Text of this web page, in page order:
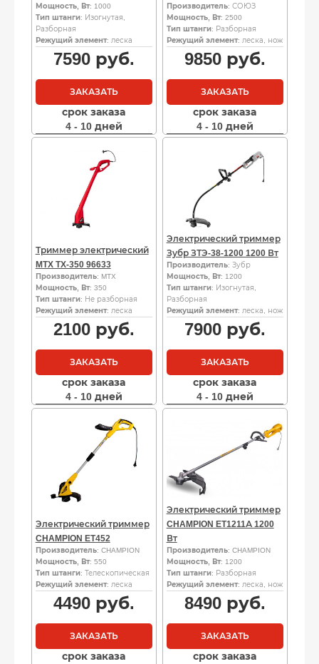
Мощность, Вт: 1000
Тип штанги: Изогнутая,
Разборная
Режущий элемент: леска
7590руб.
ЗАКАЗАТЬ
срок заказа
4 - 10 дней
Производитель: СОЮЗ
Мощность, Вт: 2500
Тип штанги: Разборная
Режущий элемент: леска, нож
9850руб.
ЗАКАЗАТЬ
срок заказа
4 - 10 дней
Триммер электрический
MTX TX-350 96633
Производитель: MTX
Мощность, Вт: 350
Тип штанги: Не разборная
Режущий элемент: леска
2100руб.
ЗАКАЗАТЬ
срок заказа
4 - 10 дней
Электрический триммер
Зубр ЗТЭ-38-1200 1200 Вт
Производитель: Зубр
Мощность, Вт: 1200
Тип штанги: Изогнутая,
Разборная
Режущий элемент: леска, нож
7900руб.
ЗАКАЗАТЬ
срок заказа
4 - 10 дней
Электрический триммер
CHAMPION ET452
Производитель: CHAMPION
Мощность, Вт: 550
Тип штанги: Телескопическая
Режущий элемент: леска
4490руб.
ЗАКАЗАТЬ
срок заказа
Электрический триммер
CHAMPION ET1211А 1200
Вт
Производитель: CHAMPION
Мощность, Вт: 1200
Тип штанги: Разборная
Режущий элемент: леска, нож
8490руб.
ЗАКАЗАТЬ
срок заказа